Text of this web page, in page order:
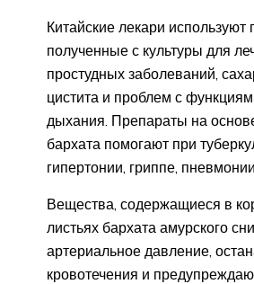
Китайские лекари используют
полученные с культуры для
простудных заболеваний,
цистита и проблем с
дыхания. Препараты на
бархата помогают при
гипертонии, гриппе, пневмонии.
Вещества, содержащиеся в
листьях бархата амурского
артериальное давление,
кровотечения и